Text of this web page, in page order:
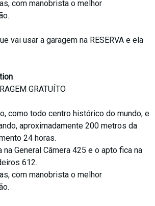
com manobrista o melhor
vai usar a garagem na RESERVA e ela
GRATUÍTO
como todo centro histórico do mundo, e
aproximadamente 200 metros da
24 horas.
na General Câmera 425 e o apto fica na
612.
com manobrista o melhor